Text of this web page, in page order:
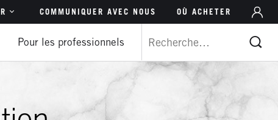
– Ang
NAVIGATION
DES
FONCTIONS
COMMUNIQUER AVEC NOUS OÙ ACHETER
DU
Pour les professionnels